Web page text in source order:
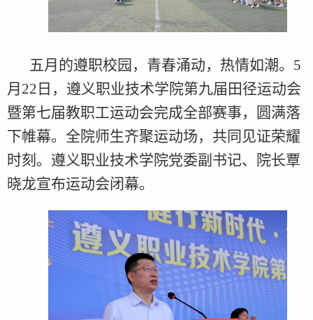
五月的遵职校园，青春涌动，热情如潮。5
月22日，遵义职业技术学院第九届田径运动会
暨第七届教职工运动会完成全部赛事，圆满落
下帷幕。全院师生齐聚运动场，共同见证荣耀
时刻。遵义职业技术学院党委副书记、院长覃
晓龙宣布运动会闭幕。